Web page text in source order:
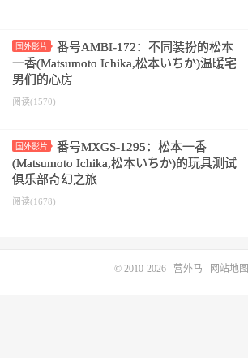
国外影片
番号AMBI-172：不同装扮的松本
一香(Matsumoto Ichika,松本いちか)温暖宅
男们的心房
阅读(1570)
国外影片
番号MXGS-1295：松本一香
(Matsumoto Ichika,松本いちか)的玩具测试
俱乐部奇幻之旅
阅读(1678)
© 2010-2026 营外马 网站地图